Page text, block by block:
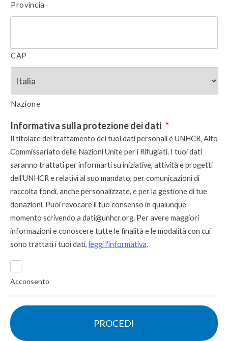
Provincia
CAP
Nazione
Informativa sulla protezione dei dati *
Il titolare del trattamento dei tuoi dati personali è UNHCR, Alto
Commissariato delle Nazioni Unite per i Rifugiati. I tuoi dati
saranno trattati per informarti su iniziative, attività e progetti
dell'UNHCR e relativi al suo mandato, per comunicazioni di
raccolta fondi, anche personalizzate, e per la gestione di tue
donazioni. Puoi revocare il tuo consenso in qualunque
momento scrivendo a dati@unhcr.org. Per avere maggiori
informazioni e conoscere tutte le finalità e le modalità con cui
sono trattati i tuoi dati, leggi l'informativa.
Acconsento